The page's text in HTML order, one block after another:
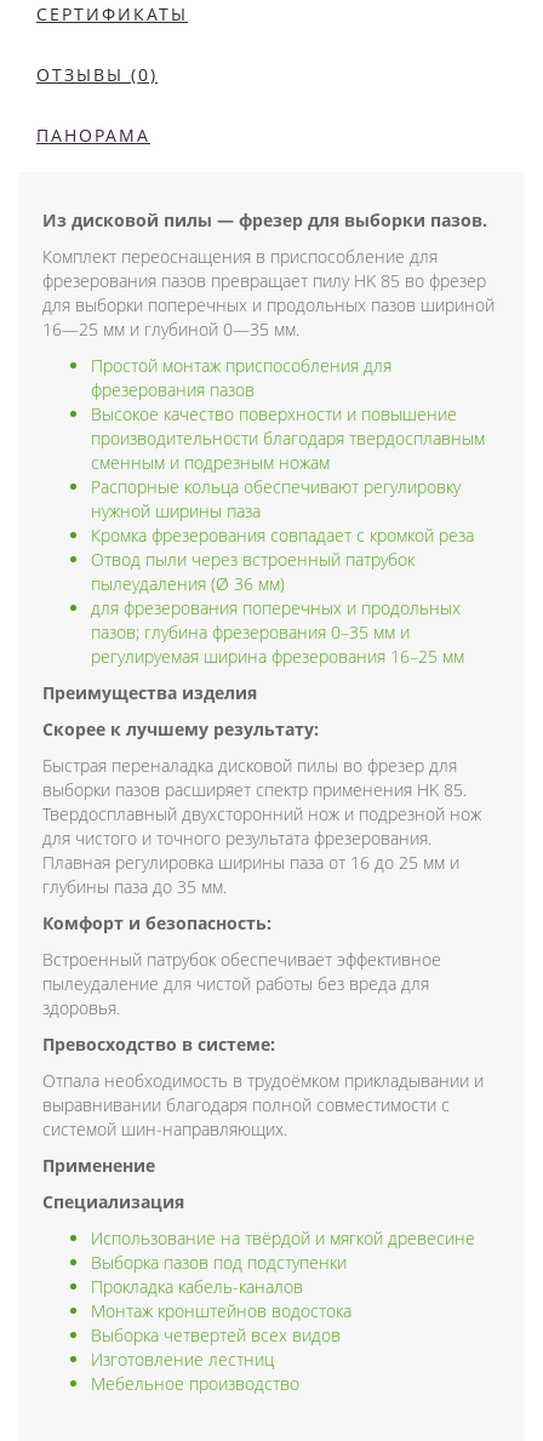
СЕРТИФИКАТЫ
ОТЗЫВЫ (0)
ПАНОРАМА
Из дисковой пилы — фрезер для выборки пазов.
Комплект переоснащения в приспособление для
фрезерования пазов превращает пилу HK 85 во фрезер
для выборки поперечных и продольных пазов шириной
16—25 мм и глубиной 0—35 мм.
Простой монтаж приспособления для
фрезерования пазов
Высокое качество поверхности и повышение
производительности благодаря твердосплавным
сменным и подрезным ножам
Распорные кольца обеспечивают регулировку
нужной ширины паза
Кромка фрезерования совпадает с кромкой реза
Отвод пыли через встроенный патрубок
пылеудаления (Ø 36 мм)
для фрезерования поперечных и продольных
пазов; глубина фрезерования 0–35 мм и
регулируемая ширина фрезерования 16–25 мм
Преимущества изделия
Скорее к лучшему результату:
Быстрая переналадка дисковой пилы во фрезер для
выборки пазов расширяет спектр применения HK 85.
Твердосплавный двухсторонний нож и подрезной нож
для чистого и точного результата фрезерования.
Плавная регулировка ширины паза от 16 до 25 мм и
глубины паза до 35 мм.
Комфорт и безопасность:
Встроенный патрубок обеспечивает эффективное
пылеудаление для чистой работы без вреда для
здоровья.
Превосходство в системе:
Отпала необходимость в трудоёмком прикладывании и
выравнивании благодаря полной совместимости с
системой шин-направляющих.
Применение
Специализация
Использование на твёрдой и мягкой древесине
Выборка пазов под подступенки
Прокладка кабель-каналов
Монтаж кронштейнов водостока
Выборка четвертей всех видов
Изготовление лестниц
Мебельное производство